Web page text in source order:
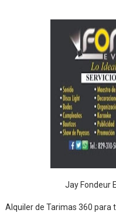
Jay Fondeur
Alquiler de Tarimas 360 para